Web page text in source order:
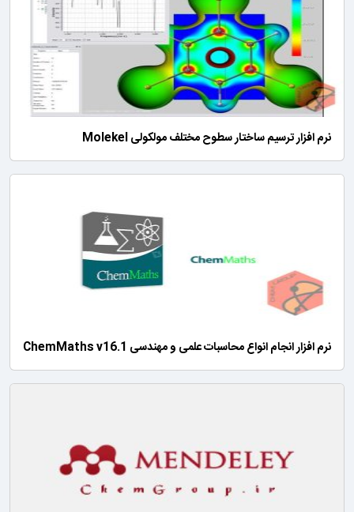
نرم افزار ترسیم ساختار سطوح مختلف مولکولی Molekel
نرم افزار انجام انواع محاسبات علمی و مهندسی ChemMaths v16.1